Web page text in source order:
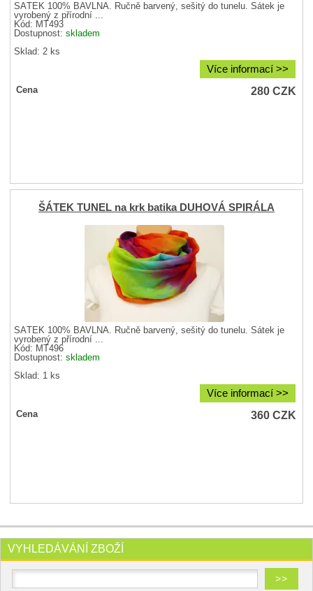
ŠÁTEK 100% BAVLNA. Ručně barvený, sešitý do tunelu. Šátek je
vyrobený z přírodní ...
Kód: MT493
Dostupnost:skladem
Sklad: 2 ks
Více informací >>
Cena 280CZK
ŠÁTEK TUNEL na krk batika DUHOVÁ SPIRÁLA
ŠÁTEK 100% BAVLNA. Ručně barvený, sešitý do tunelu. Šátek je
vyrobený z přírodní ...
Kód: MT496
Dostupnost:skladem
Sklad: 1 ks
Více informací >>
Cena 360CZK
VYHLEDÁVÁNÍ ZBOŽÍ